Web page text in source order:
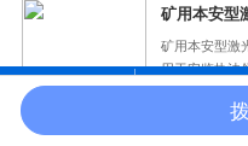
可完成。其他
矿用本安型
矿用本安型激
用于安监执法
电话咨询